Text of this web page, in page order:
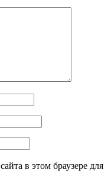
в этом браузере для